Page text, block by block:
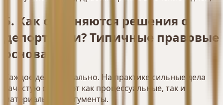
5. Как отменяются решения о
депортации? Типичные правовые
основания
Каждое дело уникально. На практике сильные дела
зачастую сочетают как процессуальные, так и
материальные аргументы.